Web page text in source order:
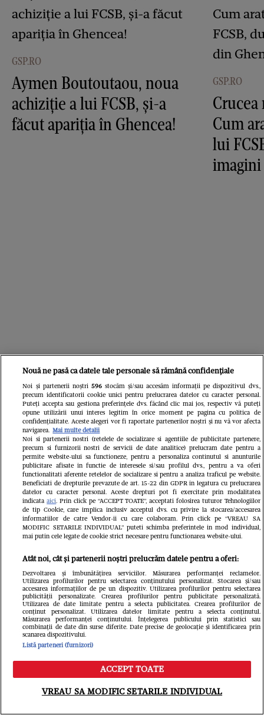
GSP.RO
Aymen Boutoutaou, noua
achiziție a lui FCSB, și-a
făcut apariția în Ghencea!
GSP.RO
Crucea
Cum
lui
imagini
Libertatea
Îmbulzeală și bătaie pe promoții la
deschiderea magazinului lui Călin
Donca din București. O femeie a fost
luată cu ambulanța
Meniu Caută
Nouă ne pasă ca datele tale personale să rămână confidențiale
Noi și partenerii noștri 596stocăm și/sau accesăm informații pe dispozitivul dvs.,
precum identificatorii cookie unici pentru prelucrarea datelor cu caracter personal.
Puteți accepta sau gestiona preferințele dvs. făcând clic mai jos, respectiv vă puteți
opune utilizării unui interes legitim în orice moment pe pagina cu politica de
confidențialitate. Aceste alegeri vor fi raportate partenerilor noștri și nu vă vor afecta
navigarea. Mai multe detalii
Noi si partenerii nostri (retelele de socializare si agentiile de publicitate partenere,
precum si furnizorii nostri de servicii de date analitice) prelucram date pentru a
permite website-ului sa functioneze, pentru a personaliza continutul si anunturile
publicitare afisate in functie de interesele si/sau profilul dvs., pentru a va oferi
functionalitati aferente retelelor de socializare si pentru a analiza traficul pe website.
Beneficiati de drepturile prevazute de art. 15-22 din GDPR in legatura cu prelucrarea
datelor cu caracter personal. Aceste drepturi pot fi exercitate prin modalitatea
indicataaici. Prin click pe “ACCEPT TOATE”, acceptati folosirea tuturor Tehnologiilor
de tip Cookie, care implica inclusiv acceptul dvs. cu privire la stocarea/accesarea
informatiilor de catre Vendor-ii cu care colaboram. Prin click pe “VREAU SA
MODIFIC SETARILE INDIVIDUAL” puteti schimba preferintele in mod individual,
mai putin cele legate de cookie strict necesare pentru functionarea website-ului.
Atât noi, cât și partenerii noștri prelucrăm datele pentru a oferi:
Dezvoltarea și îmbunătățirea serviciilor. Măsurarea performanței reclamelor.
Utilizarea profilurilor pentru selectarea conținutului personalizat. Stocarea și/sau
accesarea informațiilor de pe un dispozitiv. Utilizarea profilurilor pentru selectarea
publicității personalizate. Crearea profilurilor pentru publicitate personalizată.
Utilizarea de date limitate pentru a selecta publicitatea. Crearea profilurilor de
conținut personalizat. Utilizarea datelor limitate pentru a selecta conținutul.
Măsurarea performanței conținutului. Înțelegerea publicului prin statistici sau
combinații de date din surse diferite. Date precise de geolocație și identificarea prin
scanarea dispozitivului.
Listă parteneri (furnizori)
ACCEPT TOATE
VREAU SA MODIFIC SETARILE INDIVIDUAL